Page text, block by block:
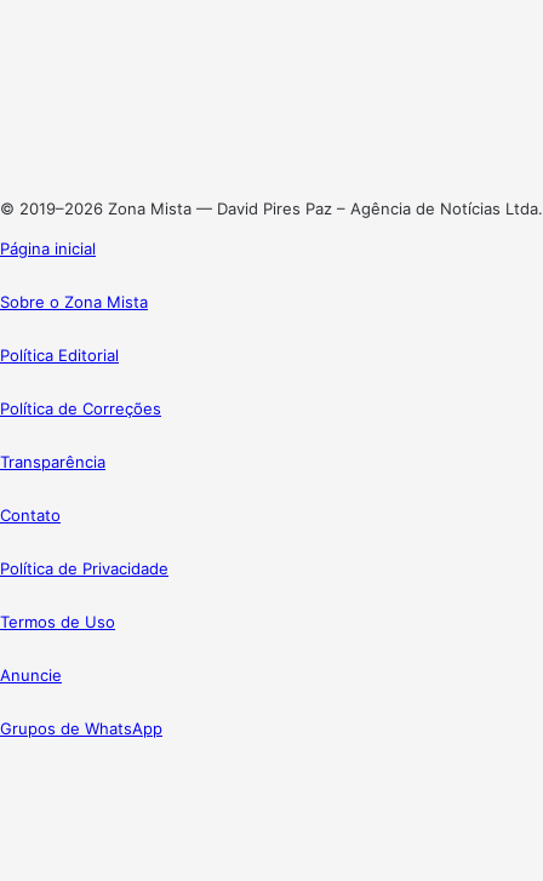
© 2019–2026 Zona Mista — David Pires Paz – Agência de Notícias Ltda.
Página inicial
Sobre o Zona Mista
Política Editorial
Política de Correções
Transparência
Contato
Política de Privacidade
Termos de Uso
Anuncie
Grupos de WhatsApp